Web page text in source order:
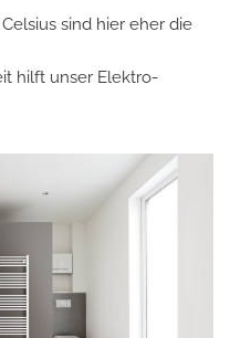
sind hier eher die
hilft unser Elektro-